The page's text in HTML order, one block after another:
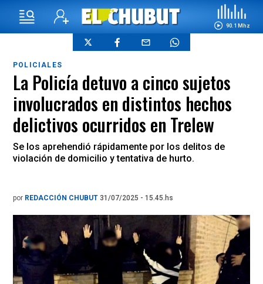
90.1 Mhz
POLICIALES
La Policía detuvo a cinco sujetos
involucrados en distintos hechos
delictivos ocurridos en Trelew
Se los aprehendió rápidamente por los delitos de
violación de domicilio y tentativa de hurto.
por REDACCIÓN CHUBUT 31/07/2025 - 15.45.hs